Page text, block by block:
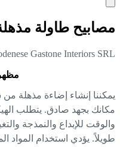
طاولة مذهلة
Gastone Interiors
مظهر
إنشاء إضاءة مذهلة من
بجهد صادق. يتطلب الهيكل
للإبداع والنمذجة
يؤدي استخدام المواد